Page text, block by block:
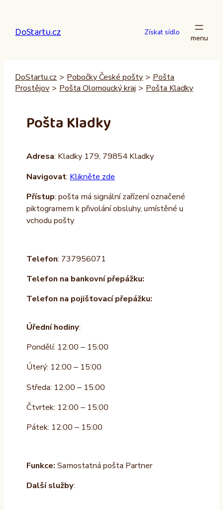
obsah
DoStartu.cz Získat sídlo
DoStartu.cz > Pobočky České pošty > Pošta
Prostějov > Pošta Olomoucký kraj > Pošta Kladky
Pošta Kladky
Adresa: Kladky 179, 79854 Kladky
Navigovat: Klikněte zde
Přístup: pošta má signální zařízení označené
piktogramem k přivolání obsluhy, umístěné u
vchodu pošty
Telefon: 737956071
Telefon na bankovní přepážku:
Telefon na pojišťovací přepážku:
Úřední hodiny:
Pondělí: 12:00 – 15:00
Úterý: 12:00 – 15:00
Středa: 12:00 – 15:00
Čtvrtek: 12:00 – 15:00
Pátek: 12:00 – 15:00
Funkce: Samostatná pošta Partner
Další služby: